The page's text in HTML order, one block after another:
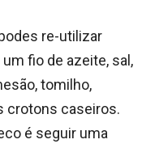
re-utilizar
fio de azeite, sal,
tomilho,
crotons caseiros.
é seguir uma